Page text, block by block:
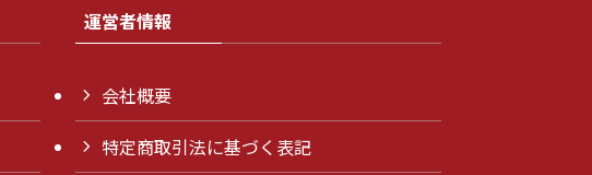
運営者情報
会社概要
特定商取引法に基づく表記